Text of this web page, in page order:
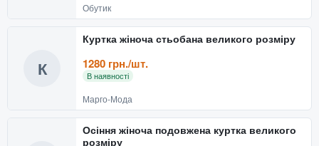
Обутик
К
Куртка жіноча стьобана великого розміру
1280 грн./шт.
В наявності
Марго-Мода
Осіння жіноча подовжена куртка великого
розміру